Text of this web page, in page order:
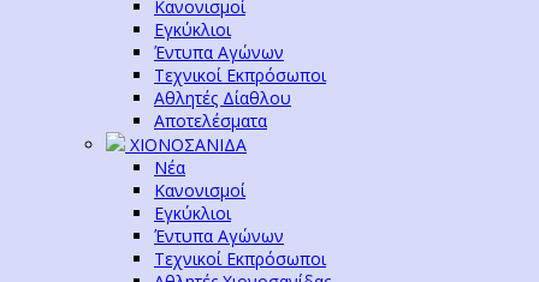
Κανονισμοί
Εγκύκλιοι
Έντυπα Αγώνων
Τεχνικοί Εκπρόσωποι
Αθλητές Δίαθλου
Αποτελέσματα
ΧΙΟΝΟΣΑΝΙΔΑ
Νέα
Κανονισμοί
Εγκύκλιοι
Έντυπα Αγώνων
Τεχνικοί Εκπρόσωποι